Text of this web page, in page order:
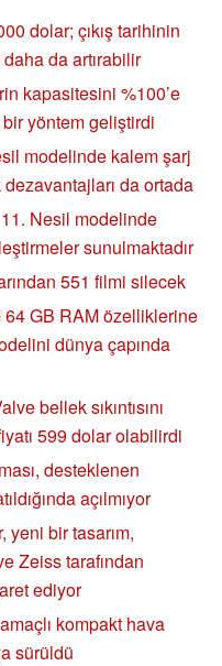
dolar; çıkış tarihinin
da artırabilir
kapasitesini %100’e
yöntem geliştirdi
modelinde kalem şarj
da ortada
Nesil modelinde
sunulmaktadır
551 filmi silecek
64 GB RAM özelliklerine
dünya çapında
bellek sıkıntısını
599 dolar olabilirdi
desteklenen
açılmıyor
bir tasarım,
Zeiss tarafından
ediyor
kompakt hava
sürüldü